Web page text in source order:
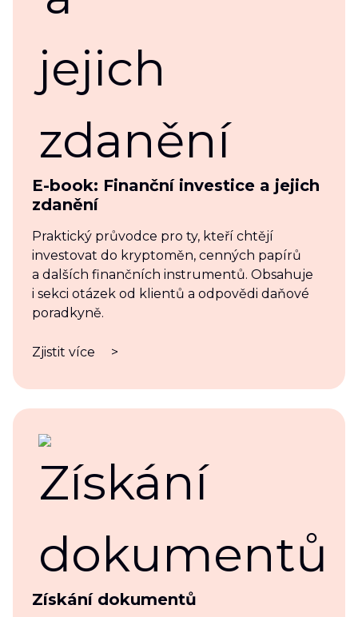
E-book: Finanční investice a jejich
zdanění
Praktický průvodce pro ty, kteří chtějí
investovat do kryptoměn, cenných papírů
a dalších finančních instrumentů. Obsahuje
i sekci otázek od klientů a odpovědi daňové
poradkyně.
Zjistit více >
Získání dokumentů